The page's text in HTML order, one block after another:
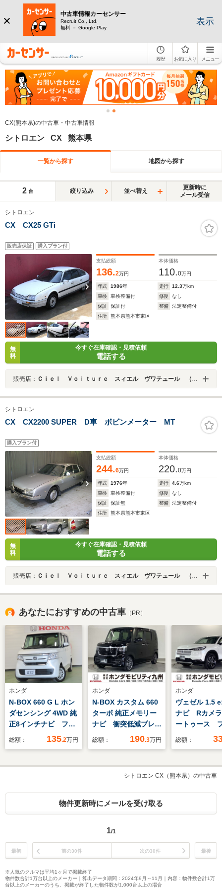
中古車情報カーセンサー
Recruit Co., Ltd.
無料 － Google Play
表示
履歴 お気に入り メニュー
CX(熊本県)の中古車・中古車情報
シトロエン CX 熊本県
一覧から探す 地図から探す
2 台 絞り込み 並べ替え
更新時に
メール受信
シトロエン
CX CX25 GTi
販売店保証 購入プラン付
支払総額
136.2万円
本体価格
110.0万円
年式 1986年 走行 12.3万km
車検
車検整備付 修復
なし
保証
保証付 整備
法定整備付
住所
熊本県熊本市東区
無
料
今すぐ在庫確認・見積依頼
電話する
販売店： Ｃｉｅｌ Ｖｏｉｔｕｒｅ スィエル ヴワテュール （株）パインプレイン
シトロエン
CX CX2200 SUPER D車 ボビンメーター MT
購入プラン付
支払総額
244.6万円
本体価格
220.0万円
年式 1976年 走行 4.6万km
車検
車検整備付 修復
なし
保証
保証無 整備
法定整備付
住所
熊本県熊本市東区
無
料
今すぐ在庫確認・見積依頼
電話する
販売店： Ｃｉｅｌ Ｖｏｉｔｕｒｅ スィエル ヴワテュール （株）パインプレイン
あなたにおすすめの中古車 ［PR］
ホンダ
N-BOX 660 G L ホン
ダセンシング 4WD 純
正8インチナビ フル
セグ リアカメラ 前
ド ETC
総額： 135.2万円
ホンダ
N-BOX カスタム 660
ターボ 純正メモリー
ナビ 衝突低減ブレー
キ リアカメラ 両側
ルシフト シートヒー
ター 純正15インチ
総額： 190.3万円
ホンダ
ヴェゼル 1.5
ナビ Rカメ
ートゥース
総額：
シトロエン CX（熊本県）の中古車
物件更新時にメールを受け取る
1/1
最初 前の30件 次の30件 最後
※人気のクルマは平均1ヶ月で掲載終了
物件数合計1万台以上のメーカー｜算出データ期間：2024年9月～11月｜内容：物件数合計1万
台以上のメーカーのうち、掲載が終了した物件数が1,000台以上の場合